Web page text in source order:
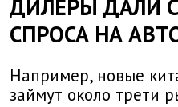
ДИЛЕРЫ ДАЛИ
СПРОСА НА
Например, новые
займут около трети